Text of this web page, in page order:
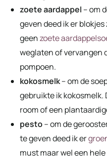
zoete aardappel – om
geven deed ik er
geenzoete
weglaten of vervangen
pompoen.
kokosmelk– om de
gebruikte ik kokosmelk.
room of een
pesto – om de
te geven deed ik er
must maar wel een